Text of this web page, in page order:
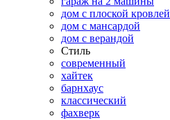
дом с плоской кровлей
дом с мансардой
дом с верандой
Стиль
современный
хайтек
барнхаус
классический
фахверк